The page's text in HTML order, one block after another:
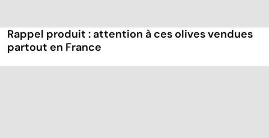
Rappel produit : attention à ces olives vendues
partout en France